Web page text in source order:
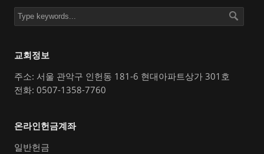
교회정보
주소: 서울 관악구 인헌동 181-6 현대아파트상가 301호
전화: 0507-1358-7760
온라인헌금계좌
일반헌금